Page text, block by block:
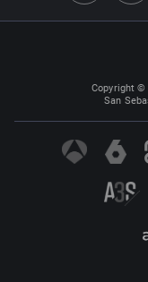
Copyright ©
San